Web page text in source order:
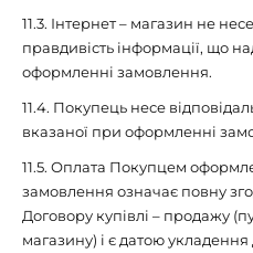
11.3. Інтернет – магазин не
правдивість інформації, що
оформленні замовлення.
11.4. Покупець несе
вказаної при оформленні
11.5. Оплата Покупцем
замовлення означає повну
Договору купівлі – продажу
магазину) і є датою